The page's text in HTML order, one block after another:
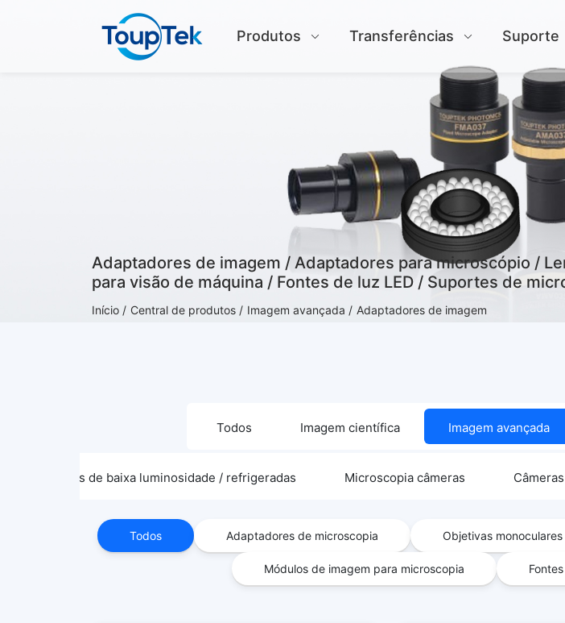
Produtos Transferências Suporte
Adaptadores de imagem / Adaptadores para microscópio /
para visão de máquina / Fontes de luz LED / Suportes de
Início / Central de produtos / Imagem avançada / Adaptadores de imagem
Todos Imagem científica Imagem avançada
Câmeras de baixa luminosidade / refrigeradas Microscopia câmeras
Todos Adaptadores de microscopia Objetivas
Módulos de imagem para microscopia